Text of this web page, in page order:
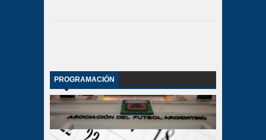
PROGRAMACIÓN